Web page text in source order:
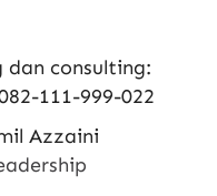
consulting:
111-999-022
Azzaini